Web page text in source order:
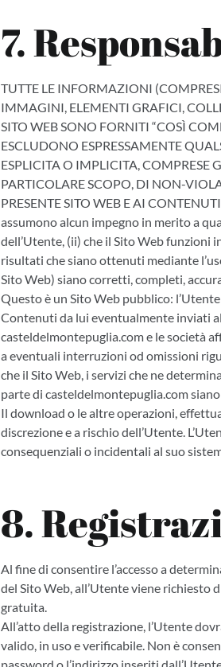
7.
TUTTE LE INFORMAZIONI
IMMAGINI, ELEMENTI GRAFICI,
SITO WEB SONO FORNITI “COSÌ
ESCLUDONO ESPRESSAMENTE
ESPLICITA O IMPLICITA,
PARTICOLARE SCOPO, DI NON-
PRESENTE SITO WEB E AI
assumono alcun impegno in merito a
dell’Utente, (ii) che il Sito Web funzioni
risultati che siano ottenuti mediante
Sito Web) siano corretti, completi,
Questo è un Sito Web pubblico:
Contenuti da lui eventualmente inviati
casteldelmontepuglia.com e le società
a eventuali interruzioni od omissioni
che il Sito Web, i servizi che ne
parte di casteldelmontepuglia.com
Il download o le altre operazioni,
discrezione e a rischio dell’Utente.
consequenziali o incidentali al suo
8.
Al fine di consentire l’accesso a
del Sito Web, all’Utente viene
gratuita.
All’atto della registrazione, l’Utente
valido, in uso e verificabile. Non è